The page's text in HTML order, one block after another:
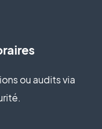
ou audits via